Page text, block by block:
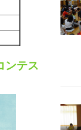
ンテス